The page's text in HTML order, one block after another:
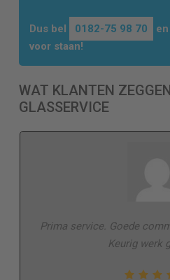
Dus bel 0182-75 98 70
voor staan!
WAT KLANTEN
GLASSERVICE
Prima service. Goede
Keurig werk